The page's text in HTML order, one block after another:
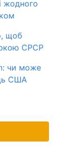
жодного
щоб
СРСР
чи може
США